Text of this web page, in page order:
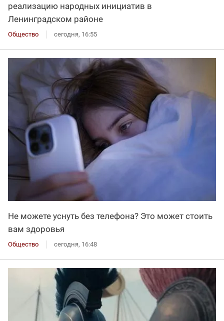
реализацию народных инициатив в
Ленинградском районе
Общество сегодня, 16:55
Не можете уснуть без телефона? Это может стоить
вам здоровья
Общество сегодня, 16:48